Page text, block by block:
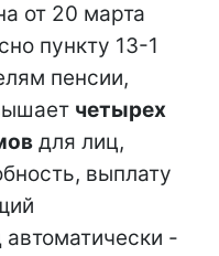
от 20 марта
пункту 13-1
пенсии,
четырех
для лиц,
выплату
-